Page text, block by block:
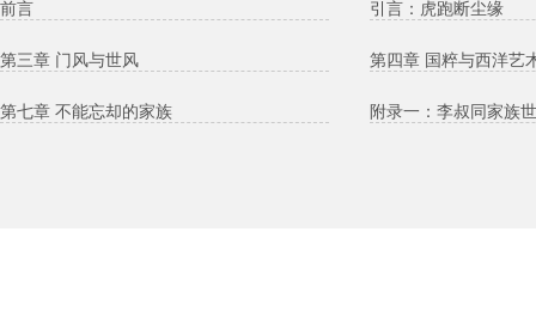
前言 引言：虎跑断尘缘
第三章 门风与世风 第四章 国粹与西洋艺
第七章 不能忘却的家族 附录一：李叔同家族